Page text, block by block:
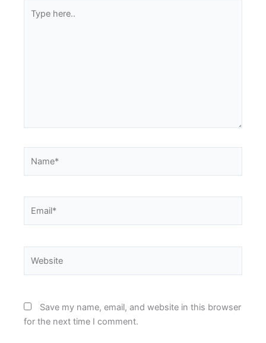
here..
Save my name, email, and website in this browser
for the next time I comment.